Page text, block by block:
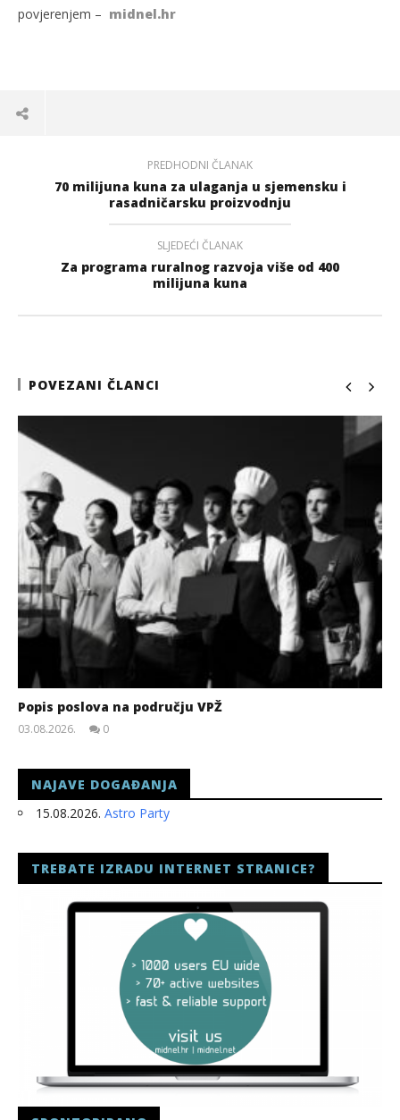
povjerenjem – midnel.hr
PREDHODNI ČLANAK
70 milijuna kuna za ulaganja u sjemensku i
rasadničarsku proizvodnju
SLJEDEĆI ČLANAK
Za programa ruralnog razvoja više od 400
milijuna kuna
POVEZANI ČLANCI
Popis poslova na području VPŽ
03.08.2026.
0
NAJAVE DOGAĐANJA
15.08.2026. Astro Party
TREBATE IZRADU INTERNET STRANICE?